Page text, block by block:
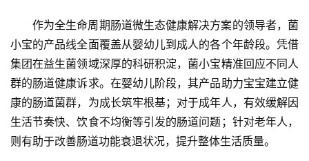
作为全生命周期肠道微生态健康解决方案的领导者，菌
小宝的产品线全面覆盖从婴幼儿到成人的各个年龄段。凭借
集团在益生菌领域深厚的科研积淀，菌小宝精准回应不同人
群的肠道健康诉求。在婴幼儿阶段，其产品助力宝宝建立健
康的肠道菌群，为成长筑牢根基；对于成年人，有效缓解因
生活节奏快、饮食不均衡等引发的肠道问题；针对老年人，
则有助于改善肠道功能衰退状况，提升整体生活质量。